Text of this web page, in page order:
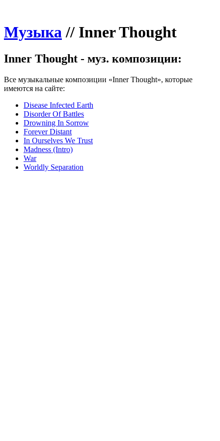
Музыка// Inner Thought
Inner Thought - муз. композиции:
Все музыкальные композиции «Inner Thought», которые
имеются на сайте:
Disease Infected Earth
Disorder Of Battles
Drowning In Sorrow
Forever Distant
In Ourselves We Trust
Madness (Intro)
War
Worldly Separation